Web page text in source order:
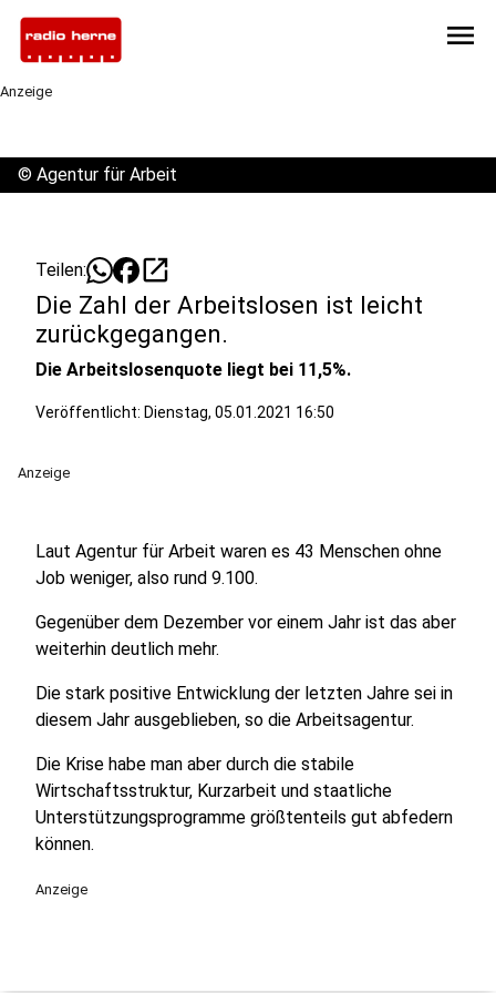
menu
Anzeige
© Agentur für Arbeit
Teilen: open_in_new
Die Zahl der Arbeitslosen ist leicht
zurückgegangen.
Die Arbeitslosenquote liegt bei 11,5%.
Veröffentlicht: Dienstag, 05.01.2021 16:50
Anzeige
Laut Agentur für Arbeit waren es 43 Menschen ohne
Job weniger, also rund 9.100.
Gegenüber dem Dezember vor einem Jahr ist das aber
weiterhin deutlich mehr.
Die stark positive Entwicklung der letzten Jahre sei in
diesem Jahr ausgeblieben, so die Arbeitsagentur.
Die Krise habe man aber durch die stabile
Wirtschaftsstruktur, Kurzarbeit und staatliche
Unterstützungsprogramme größtenteils gut abfedern
können.
Anzeige